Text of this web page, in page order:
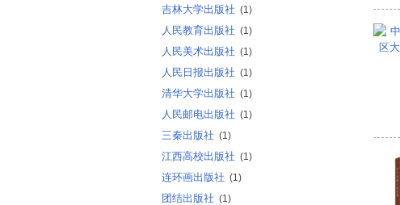
吉林大学出版社 (1)
人民教育出版社 (1)
人民美术出版社 (1)
人民日报出版社 (1)
清华大学出版社 (1)
人民邮电出版社 (1)
三秦出版社 (1)
江西高校出版社 (1)
连环画出版社 (1)
团结出版社 (1)